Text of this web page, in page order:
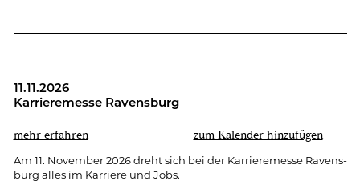
11.11.2026
Kar­rie­re­mes­se Ra­vens­burg
mehr er­fah­ren zum Ka­len­der hin­zu­fü­gen
Am 11. No­vem­ber 2026 dreht sich bei der Kar­rie­re­mes­se Ra­vens­
burg alles im Kar­rie­re und Jobs.